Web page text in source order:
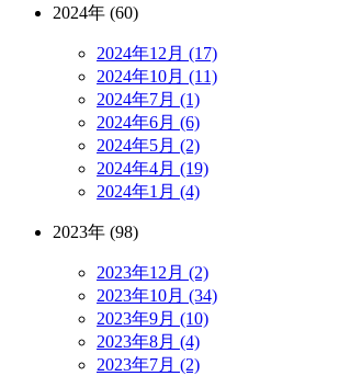
2024年 (60)
2024年12月 (17)
2024年10月 (11)
2024年7月 (1)
2024年6月 (6)
2024年5月 (2)
2024年4月 (19)
2024年1月 (4)
2023年 (98)
2023年12月 (2)
2023年10月 (34)
2023年9月 (10)
2023年8月 (4)
2023年7月 (2)